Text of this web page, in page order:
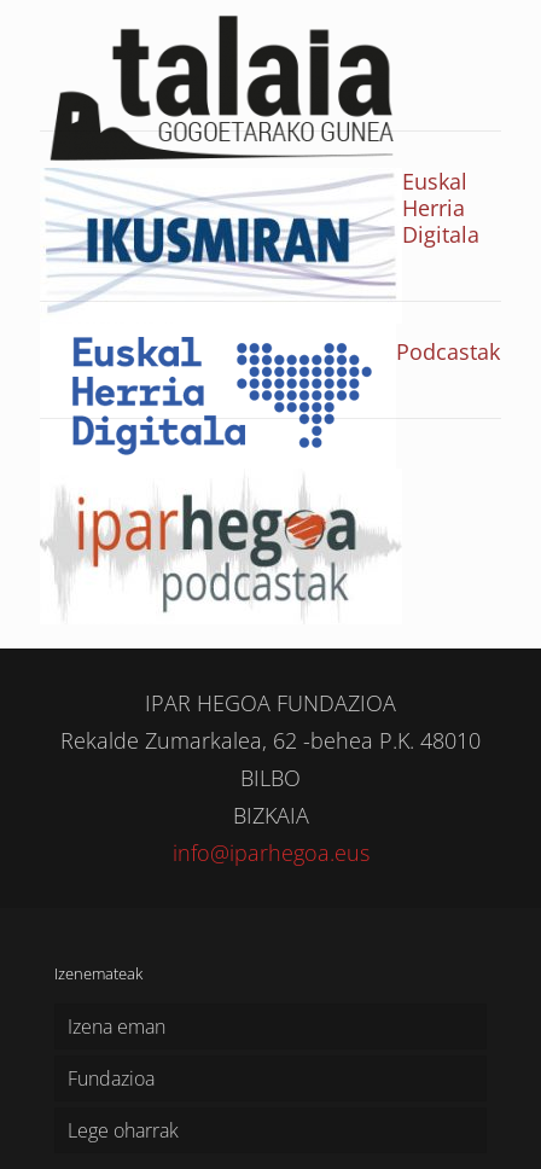
Euskal
Herria
Digitala
Podcastak
IPAR HEGOA FUNDAZIOA
Rekalde Zumarkalea, 62 -behea P.K. 48010
BILBO
BIZKAIA
info@iparhegoa.eus
Izenemateak
Izena eman
Fundazioa
Lege oharrak